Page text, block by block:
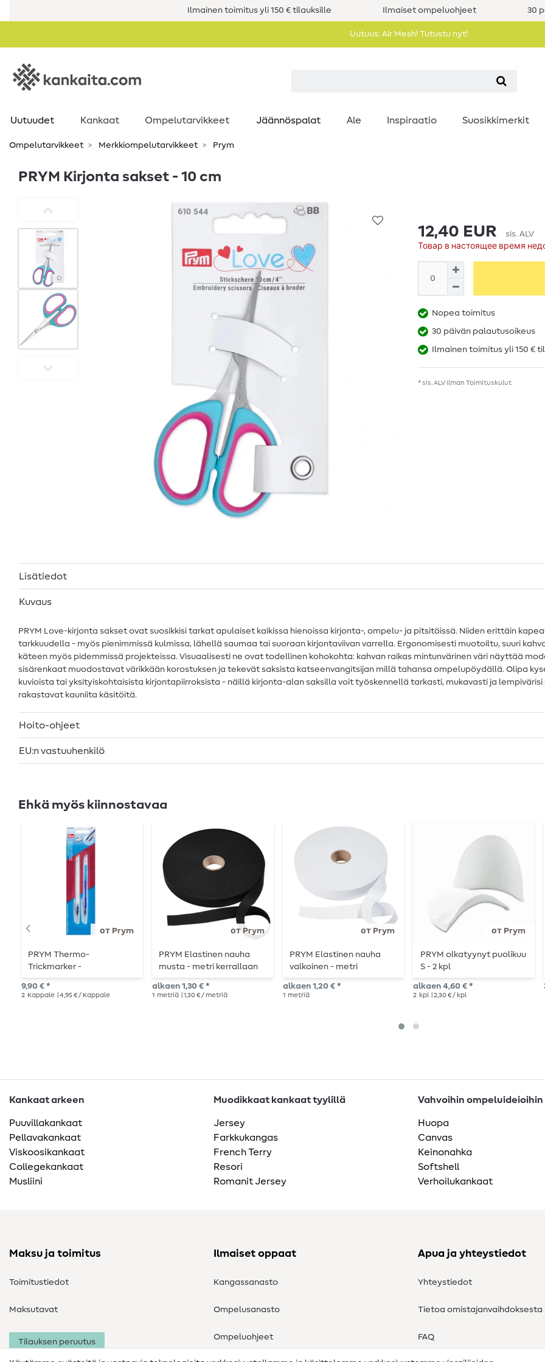
Ilmainen toimitus yli 150 € tilauksille Ilmaiset ompeluohjeet 30
Uutuus: Air Mesh! Tutustu nyt!
Uutuudet Kankaat Ompelutarvikkeet Jäännöspalat Ale Inspiraatio Suosikkimerkit
Ompelutarvikkeet Merkkiompelutarvikkeet Prym
PRYM Kirjonta sakset - 10 cm
12,40 EUR
sis. ALV
Товар в настоящее время
Nopea toimitus
30 päivän palautusoikeus
Ilmainen toimitus yli 150 €
* sis. ALV ilman Toimituskulut
Lisätiedot
Kuvaus
PRYM Love-kirjonta sakset ovat suosikkisi tarkat apulaiset kaikissa hienoissa kirjonta-, ompelu- ja pitsitöissä. Niiden erittäin
tarkkuudella - myös pienimmissä kulmissa, lähellä saumaa tai suoraan kirjontaviivan varrella. Ergonomisesti muotoiltu, suuri
käteen myös pidemmissä projekteissa. Visuaalisesti ne ovat todellinen kohokohta: kahvan raikas mintunvärinen väri näyttää
sisärenkaat muodostavat värikkään korostuksen ja tekevät saksista katseenvangitsijan millä tahansa ompelupöydällä. Olipa
kuvioista tai yksityiskohtaisista kirjontapiirroksista - näillä kirjonta-alan saksilla voit työskennellä tarkasti, mukavasti ja
rakastavat kauniita käsitöitä.
Hoito-ohjeet
EU:n vastuuhenkilö
Ehkä myös kiinnostavaa
от Prym
PRYM Thermo-
Trickmarker -
lämpöpoltettava - 2 kpl
9,90 € *
2 Kappale | 4,95 € / Kappale
от Prym
PRYM Elastinen nauha
musta - metri kerrallaan
alkaen 1,30 € *
1 metriä | 1,30 € / metriä
от Prym
PRYM Elastinen nauha
valkoinen - metri
kerrallaan
alkaen 1,20 € *
1 metriä
от Prym
PRYM olkatyynyt puolikuu
S - 2 kpl
alkaen 4,60 € *
2 kpl | 2,30 € / kpl
Kankaat arkeen
Puuvillakankaat
Pellavakankaat
Viskoosikankaat
Collegekankaat
Musliini
Muodikkaat kankaat tyylillä
Jersey
Farkkukangas
French Terry
Resori
Romanit Jersey
Vahvoihin ompeluideioihin
Huopa
Canvas
Keinonahka
Softshell
Verhoilukankaat
Maksu ja toimitus
Toimitustiedot
Maksutavat
Tilauksen peruutus
Ilmaiset oppaat
Kangassanasto
Ompelusanasto
Ompeluohjeet
Apua ja yhteystiedot
Yhteystiedot
Tietoa omistajanvaihdoksesta
FAQ